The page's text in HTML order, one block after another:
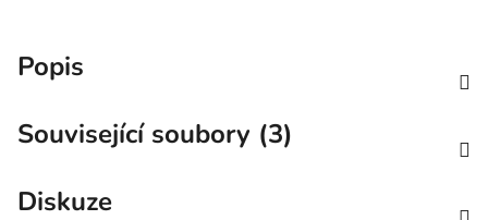
Popis
Související soubory (3)
Diskuze